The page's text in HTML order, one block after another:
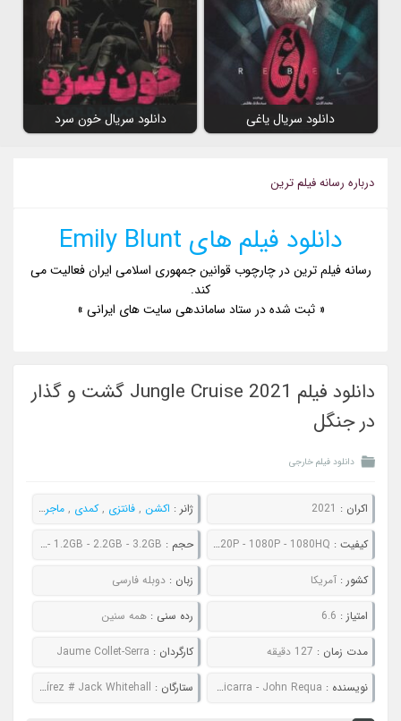
دانلود سریال یاغی دانلود سریال خون سرد
درباره رسانه فیلم ترین
دانلود فیلم های Emily Blunt
رسانه فیلم ترین در چارچوب قوانین جمهوری اسلامی ایران فعالیت می
کند.
« ثبت شده در ستاد ساماندهی سایت های ایرانی »
دانلود فیلم Jungle Cruise 2021 گشت و گذار
در جنگل
دانلود فیلم خارجی
اکران : 2021 ژانر : اکشن , فانتزی ,کمدی , ماجراجویی
کیفیت : 480P - 720P - 1080P - 1080HQ حجم : 833MB - 1.2GB - 2.2GB - 3.2GB
کشور :آمریکا زبان : دوبله فارسی
امتیاز : 6.6 رده سنی : همه سنین
مدت زمان : 127 دقیقه کارگردان : Jaume Collet-Serra
نویسنده : Michael Green - Glenn Ficarra - John Requa ستارگان : Dwayne Johnson # Emily Blunt # Edgar Ramírez # Jack Whitehall